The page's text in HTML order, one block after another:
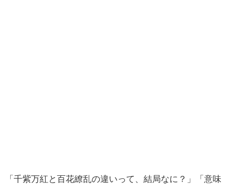
「千紫万紅と百花繚乱の違いって、結局なに？」「意味